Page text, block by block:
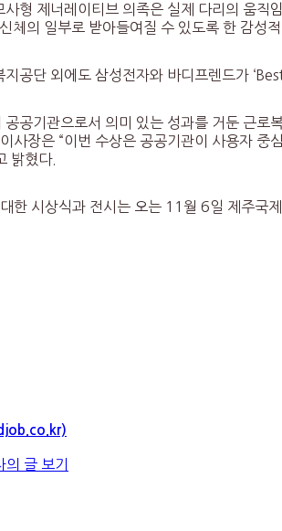
사형 제너레이티브 의족은 실제 다리의 움
체의 일부로 받아들여질 수 있도록 한 감성
지공단 외에도 삼성전자와 바디프렌드가
공기관으로서 의미 있는 성과를 거둔 근로
사장은 “이번 수상은 공공기관이 사용자 중
밝혔다.
한 시상식과 전시는 오는 11월 6일 제주국
글 보기